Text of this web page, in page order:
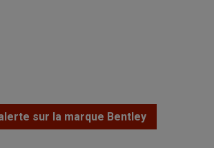
sur la marque Bentley